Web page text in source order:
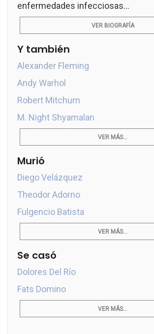
enfermedades infecciosas...
VER BIOGRAFÍA
Y también
Alexander Fleming
Andy Warhol
Robert Mitchum
M. Night Shyamalan
VER MÁS...
Murió
Diego Velázquez
Theodor Adorno
Fulgencio Batista
VER MÁS...
Se casó
Dolores Del Río
Fats Domino
VER MÁS...